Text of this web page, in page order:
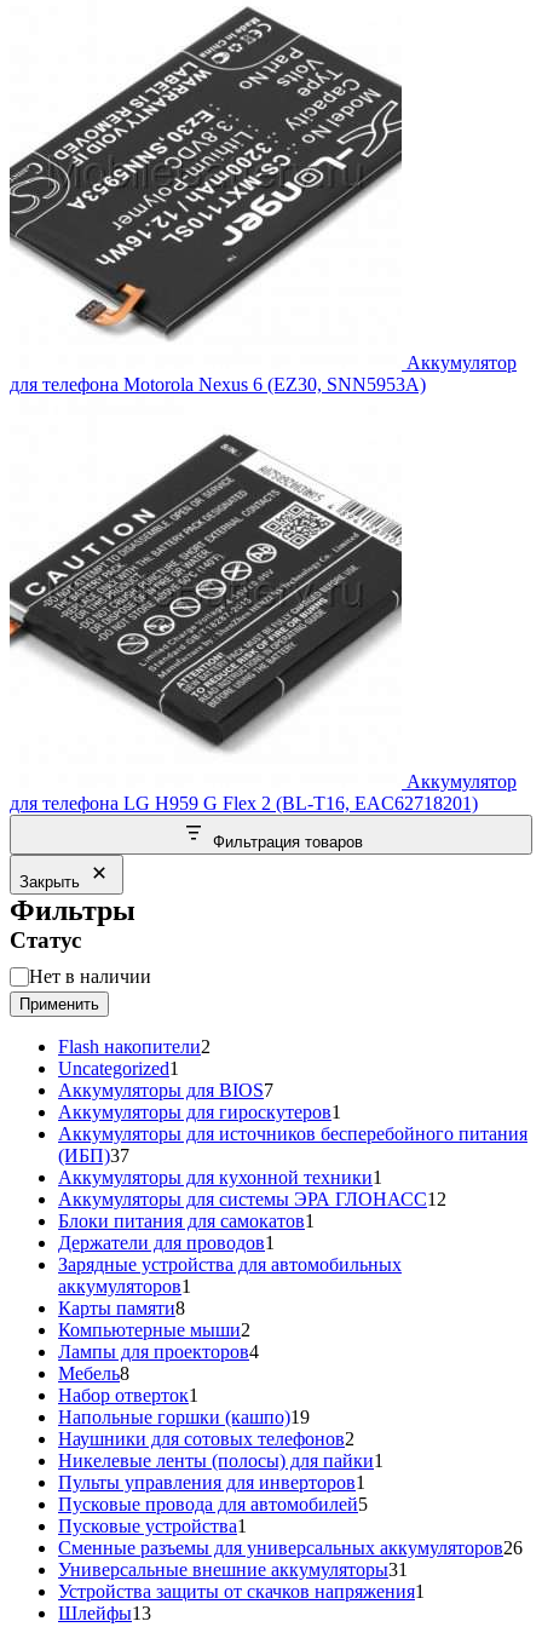
1,639.00₽.
Аккумулятор
для телефона Motorola Nexus 6 (EZ30, SNN5953A)
Аккумулятор
для телефона LG H959 G Flex 2 (BL-T16, EAC62718201)
Фильтрация товаров
Закрыть
Фильтры
Статус
Статус
Нет в наличии
Применить
Flash накопители2
Uncategorized1
товар
Аккумуляторы для BIOS77
товаров
Аккумуляторы для гироскутеров1
товар
Аккумуляторы для источников бесперебойного питания
(ИБП)3737
товаров
Аккумуляторы для кухонной техники1
товар
Аккумуляторы для системы ЭРА ГЛОНАСС12
Блоки питания для самокатов1
Держатели для проводов1
товар
Зарядные устройства для автомобильных
аккумуляторов1
Карты памяти88
товаров
Компьютерные мыши2
товара
Лампы для проекторов44
Мебель88
товаров
Набор отверток1
товар
Напольные горшки (кашпо)1919
товаров
Наушники для сотовых телефонов2
товара
Никелевые ленты (полосы) для пайки1
Пульты управления для инверторов1
товар
Пусковые провода для автомобилей55
Пусковые устройства1
товар
Сменные разъемы для универсальных аккумуляторов2626
Универсальные внешние аккумуляторы31
товар
Устройства защиты от скачков напряжения1
Шлейфы1313